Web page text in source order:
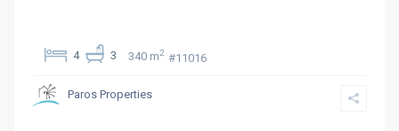
4 3 340 m2 #11016
Paros Properties